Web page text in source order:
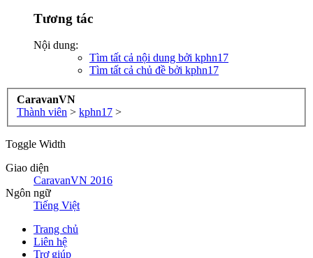
Tương tác
Nội dung:
Tìm tất cả nội dung bởi kphn17
Tìm tất cả chủ đề bởi kphn17
CaravanVN
Thành viên > kphn17 >
Toggle Width
Giao diện
CaravanVN 2016
Ngôn ngữ
Tiếng Việt
Trang chủ
Liên hệ
Trợ giúp